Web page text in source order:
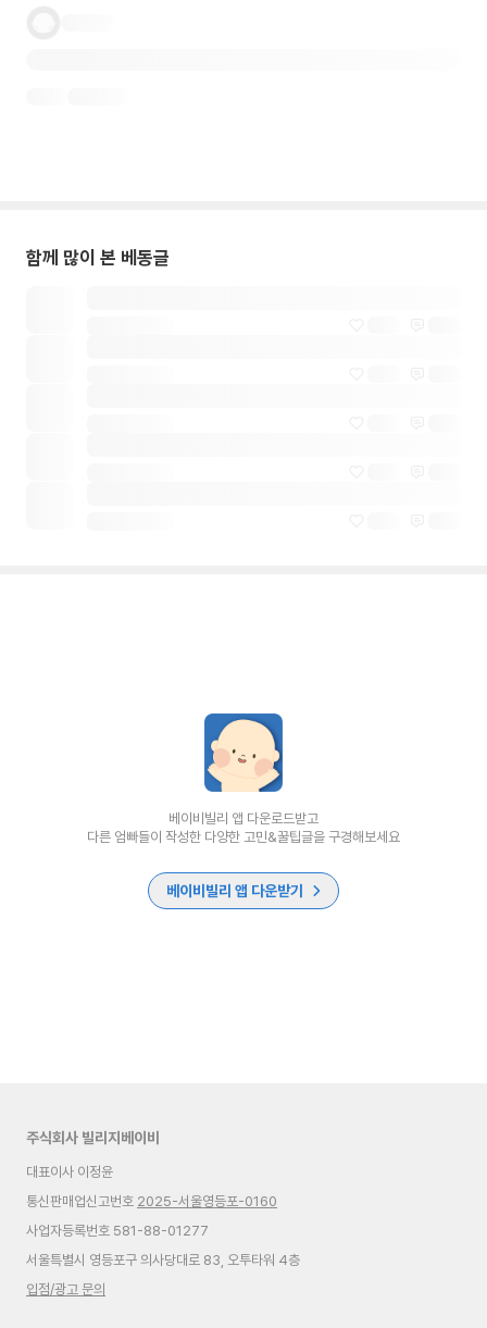
함께 많이 본 베동글
베이비빌리 앱 다운로드받고
다른 엄빠들이 작성한 다양한 고민&꿀팁글을 구경해보세요
베이비빌리 앱 다운받기
주식회사 빌리지베이비
대표이사 이정윤
통신판매업신고번호 2025-서울영등포-0160
사업자등록번호 581-88-01277
서울특별시 영등포구 의사당대로 83, 오투타워 4층
입점/광고 문의